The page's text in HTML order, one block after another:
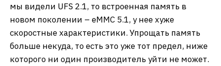
мы видели UFS 2.1, то встроенная память в
новом поколении – eMMC 5.1, у нее хуже
скоростные характеристики. Упрощать память
больше некуда, то есть это уже тот предел, ниже
которого ни один производитель уйти не может.